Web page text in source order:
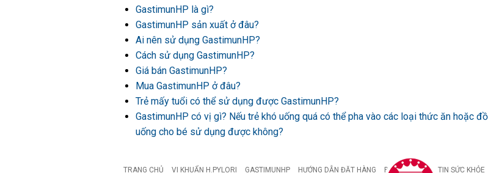
GastimunHP là gì?
GastimunHP sản xuất ở đâu?
Ai nên sử dụng GastimunHP?
Cách sử dụng GastimunHP?
Giá bán GastimunHP?
Mua GastimunHP ở đâu?
Trẻ mấy tuổi có thể sử dụng được GastimunHP?
GastimunHP có vị gì? Nếu trẻ khó uống quá có thể pha vào các loại thức ăn hoặc đồ
uống cho bé sử dụng được không?
TRANG CHỦ VI KHUẨN H.PYLORI GASTIMUNHP HƯỚNG DẪN ĐẶT HÀNG BỆNH DẠ DÀY TIN SỨC KHỎE